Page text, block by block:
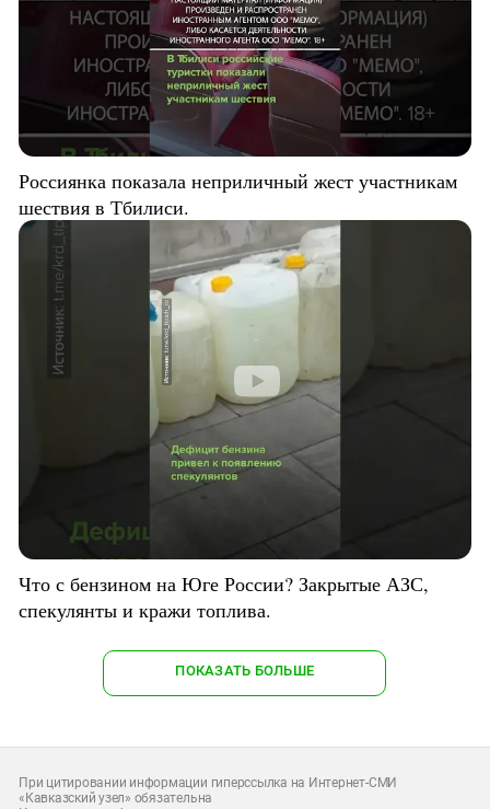
Россиянка показала неприличный жест участникам
шествия в Тбилиси.
Что с бензином на Юге России? Закрытые АЗС,
спекулянты и кражи топлива.
ПОКАЗАТЬ БОЛЬШЕ
При цитировании информации гиперссылка на Интернет-СМИ
«Кавказский узел» обязательна